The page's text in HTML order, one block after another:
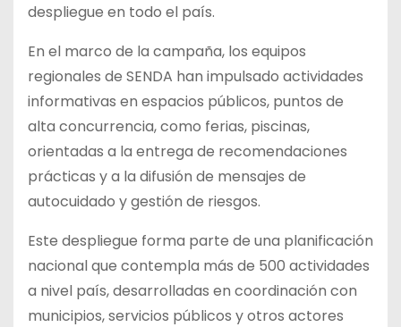
despliegue en todo el país.
En el marco de la campaña, los equipos
regionales de SENDA han impulsado actividades
informativas en espacios públicos, puntos de
alta concurrencia, como ferias, piscinas,
orientadas a la entrega de recomendaciones
prácticas y a la difusión de mensajes de
autocuidado y gestión de riesgos.
Este despliegue forma parte de una planificación
nacional que contempla más de 500 actividades
a nivel país, desarrolladas en coordinación con
municipios, servicios públicos y otros actores